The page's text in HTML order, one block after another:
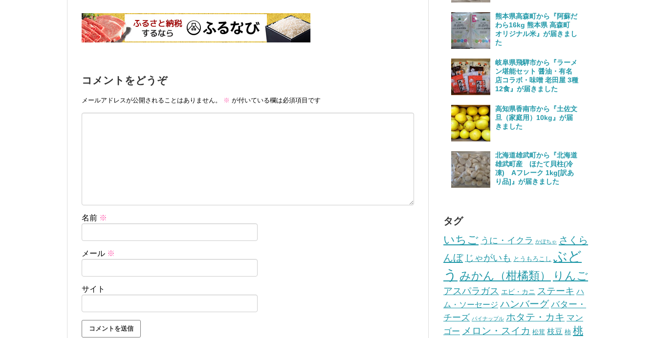
コメントをどうぞ
メールアドレスが公開されることはありません。 ※ が付いている欄は必須項目です
名前 ※
メール ※
サイト
熊本県高森町から『阿蘇だ
わら16kg 熊本県 高森町
オリジナル米』が届きまし
た
岐阜県飛騨市から『ラーメ
ン堪能セット 醤油・有名
店コラボ・味噌 老田屋 3種
12食』が届きました
高知県香南市から『土佐文
旦（家庭用）10kg』が届
きました
北海道雄武町から『北海道
雄武町産 ほたて貝柱(冷
凍) Aフレーク 1kg[訳あ
り品]』が届きました
タグ
いちご うに・イクラ かぼちゃ さくら
んぼ じゃがいも とうもろこし ぶど
う みかん（柑橘類） りんご
アスパラガス エビ・カニ ステーキ ハ
ム・ソーセージ ハンバーグ バター・
チーズ パイナップル ホタテ・カキ マン
ゴー メロン・スイカ 松茸 枝豆 柿 桃